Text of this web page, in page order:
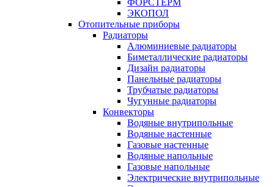
ФОРСТЕРМ
ЭКОПОЛ
Отопительные приборы
Радиаторы
Алюминиевые радиаторы
Биметаллические радиаторы
Дизайн радиаторы
Панельные радиаторы
Трубчатые радиаторы
Чугунные радиаторы
Конвекторы
Водяные внутрипольные
Водяные настенные
Газовые настенные
Водяные напольные
Газовые напольные
Электрические внутрипольные